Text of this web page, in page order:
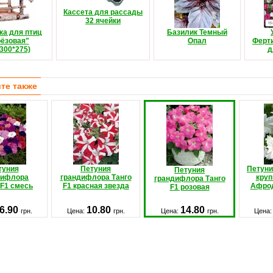
для птиц
Кассета для рассады
32 ячейки
Базилик Темный
Опал
также
смесь
Петуния
грандифлора Танго
F1 красная звезда
Петуния
грандифлора Танго
F1 розовая
грн. Цена: 10.80 грн. Цена: 14.80 грн. Цена: